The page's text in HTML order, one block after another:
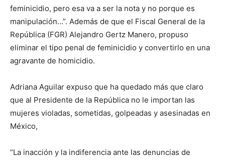
feminicidio, pero esa va a ser la nota y no porque es
manipulación…”. Además de que el Fiscal General de la
República (FGR) Alejandro Gertz Manero, propuso
eliminar el tipo penal de feminicidio y convertirlo en una
agravante de homicidio.
Adriana Aguilar expuso que ha quedado más que claro
que al Presidente de la República no le importan las
mujeres violadas, sometidas, golpeadas y asesinadas en
México,
“La inacción y la indiferencia ante las denuncias de